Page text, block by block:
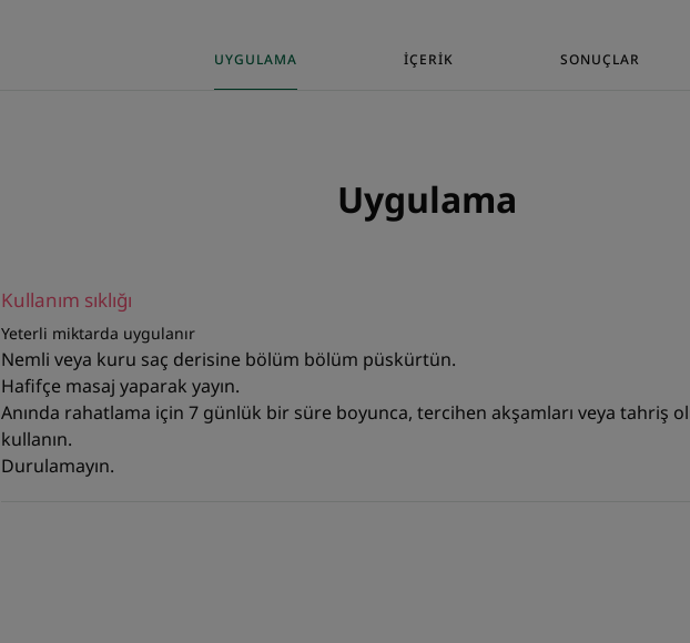
***Tahriş olmuş saçlı derisi olan 22 denek üzerinde tolere
minimum 1 uygulama.
UYGULAMA İÇERIK SONUÇLAR
Uygulama
Kullanım sıklığı
Yeterli miktarda uygulanır
Nemli veya kuru saç derisine bölüm bölüm püskürtün.
Hafifçe masaj yaparak yayın.
Anında rahatlama için 7 günlük bir süre boyunca, tercihen akşamları veya tahriş
kullanın.
Durulamayın.